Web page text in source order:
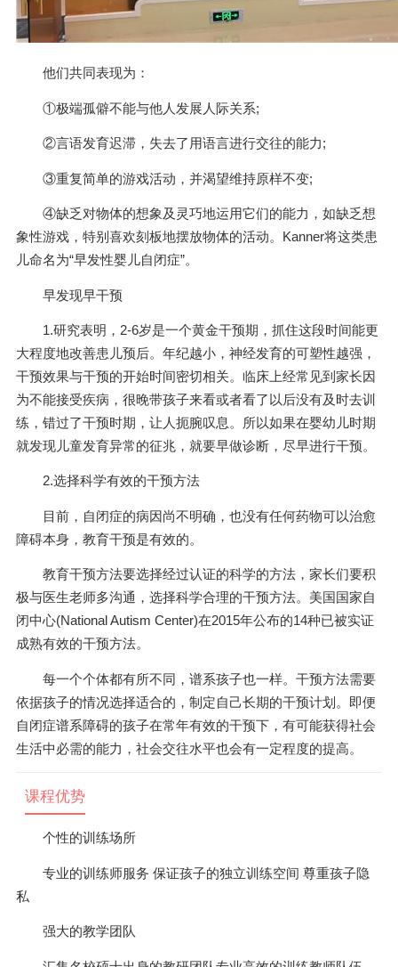
他们共同表现为：
①极端孤僻不能与他人发展人际关系;
②言语发育迟滞，失去了用语言进行交往的能力;
③重复简单的游戏活动，并渴望维持原样不变;
④缺乏对物体的想象及灵巧地运用它们的能力，如缺乏想
象性游戏，特别喜欢刻板地摆放物体的活动。Kanner将这类患
儿命名为“早发性婴儿自闭症”。
早发现早干预
1.研究表明，2-6岁是一个黄金干预期，抓住这段时间能更
大程度地改善患儿预后。年纪越小，神经发育的可塑性越强，
干预效果与干预的开始时间密切相关。临床上经常见到家长因
为不能接受疾病，很晚带孩子来看或者看了以后没有及时去训
练，错过了干预时期，让人扼腕叹息。所以如果在婴幼儿时期
就发现儿童发育异常的征兆，就要早做诊断，尽早进行干预。
2.选择科学有效的干预方法
目前，自闭症的病因尚不明确，也没有任何药物可以治愈
障碍本身，教育干预是有效的。
教育干预方法要选择经过认证的科学的方法，家长们要积
极与医生老师多沟通，选择科学合理的干预方法。美国国家自
闭中心(National Autism Center)在2015年公布的14种已被实证
成熟有效的干预方法。
每一个个体都有所不同，谱系孩子也一样。干预方法需要
依据孩子的情况选择适合的，制定自己长期的干预计划。即便
自闭症谱系障碍的孩子在常年有效的干预下，有可能获得社会
生活中必需的能力，社会交往水平也会有一定程度的提高。
课程优势
个性的训练场所
专业的训练师服务 保证孩子的独立训练空间 尊重孩子隐
私
强大的教学团队